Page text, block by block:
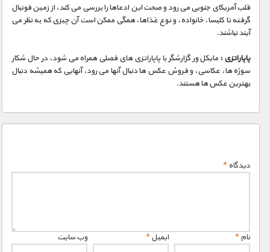
قلب آمریکای جنوبی می رود و صحت این ادعاها را بررسی می کند، از زمین فوتبال
گرفته تا کلیسا، خانواده، و نوع غذاها، همگی ممکن است آن چیزی که به نظر می
آیند نباشند.
پاپاراتزی : مایکل ور گزارشگر با پاپاراتزی های فصلی همراه می شود، در حال شکار
سوژه ها، عکاسی، و فروش عکس ها دنبال آنها می رود، آنهایی که همیشه دنبال
بهترین عکس ها هستند.
دیدگاه*
نام* ایمیل* وب‌ سایت